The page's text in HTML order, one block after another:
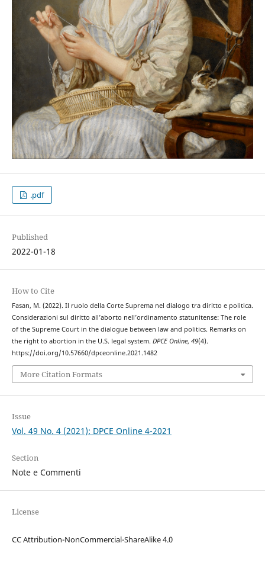
.pdf
Published
2022-01-18
How to Cite
Fasan, M. (2022). Il ruolo della Corte Suprema nel dialogo tra diritto e politica.
Considerazioni sul diritto all’aborto nell’ordinamento statunitense: The role
of the Supreme Court in the dialogue between law and politics. Remarks on
the right to abortion in the U.S. legal system. DPCE Online, 49(4).
https://doi.org/10.57660/dpceonline.2021.1482
More Citation Formats
Issue
Vol. 49 No. 4 (2021): DPCE Online 4-2021
Section
Note e Commenti
License
CC Attribution-NonCommercial-ShareAlike 4.0